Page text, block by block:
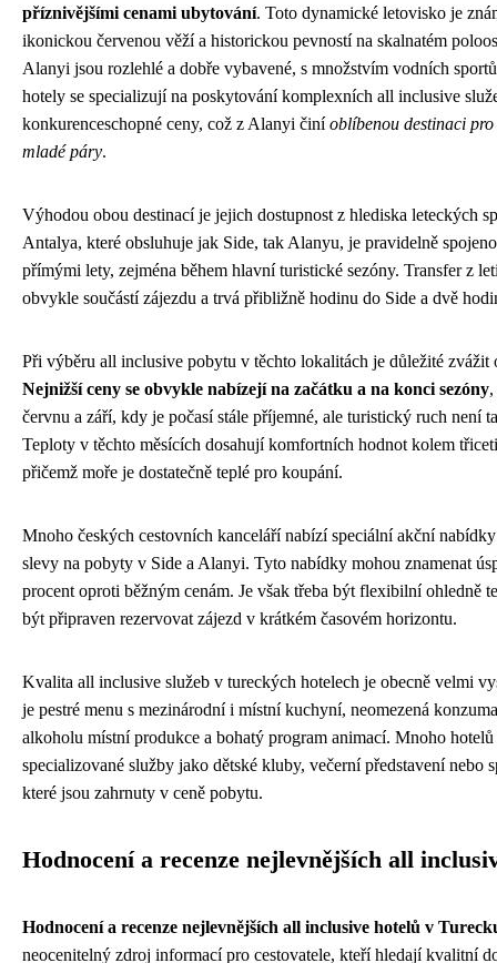
příznivějšími cenami ubytování. Toto dynamické letovisko je
ikonickou červenou věží a historickou pevností na skalnatém
Alanyi jsou rozlehlé a dobře vybavené, s množstvím vodních
hotely se specializují na poskytování komplexních all inclusive
konkurenceschopné ceny, což z Alanyi činíoblíbenou destinaci
mladé páry.
Výhodou obou destinací je jejich dostupnost z hlediska leteckých
Antalya, které obsluhuje jak Side, tak Alanyu, je pravidelně
přímými lety, zejména během hlavní turistické sezóny. Transfer z
obvykle součástí zájezdu a trvá přibližně hodinu do Side a dvě
Při výběru all inclusive pobytu v těchto lokalitách je důležité zvážit
Nejnižší ceny se obvykle nabízejí na začátku a na konci sezóny
červnu a září, kdy je počasí stále příjemné, ale turistický ruch není
Teploty v těchto měsících dosahují komfortních hodnot kolem
přičemž moře je dostatečně teplé pro koupání.
Mnoho českých cestovních kanceláří nabízí speciální akční
slevy na pobyty v Side a Alanyi. Tyto nabídky mohou znamenat
procent oproti běžným cenám. Je však třeba být flexibilní ohledně
být připraven rezervovat zájezd v krátkém časovém horizontu.
Kvalita all inclusive služeb v tureckých hotelech je obecně velmi
je pestré menu s mezinárodní i místní kuchyní, neomezená
alkoholu místní produkce a bohatý program animací. Mnoho
specializované služby jako dětské kluby, večerní představení nebo
které jsou zahrnuty v ceně pobytu.
Hodnocení a recenze nejlevnějších all
Hodnocení a recenze nejlevnějších all inclusive hotelů v
neocenitelný zdroj informací pro cestovatele, kteří hledají kvalitní